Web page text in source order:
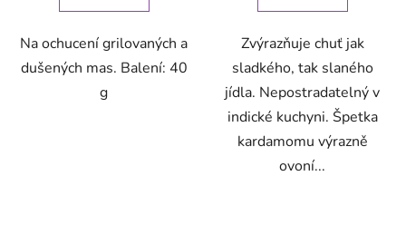
Na ochucení grilovaných a
dušených mas. Balení: 40
g
Zvýrazňuje chuť jak
sladkého, tak slaného
jídla. Nepostradatelný v
indické kuchyni. Špetka
kardamomu výrazně
ovoní...